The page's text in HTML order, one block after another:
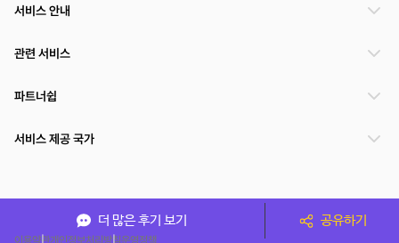
더 많은 후기 보기 공유하기
서비스 안내
관련 서비스
파트너쉽
서비스 제공 국가
이용약관개인정보처리방침운영정책